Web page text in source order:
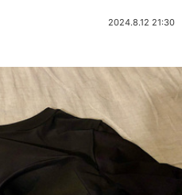
2024.8.12 21:30